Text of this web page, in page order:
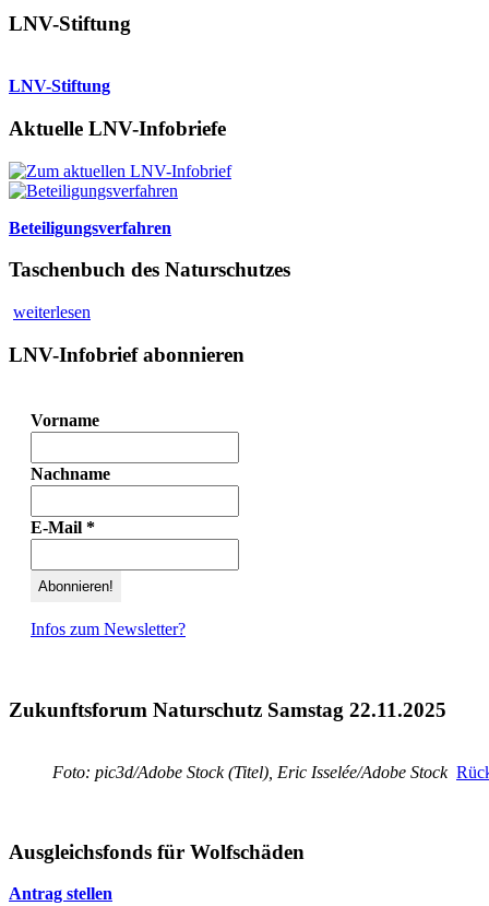
LNV-Stiftung
LNV-Stiftung
Aktuelle LNV-Infobriefe
Beteiligungsverfahren
Taschenbuch des Naturschutzes
weiterlesen
LNV-Infobrief abonnieren
Vorname
Nachname
E-Mail *
Infos zum Newsletter?
Zukunftsforum Naturschutz Samstag 22.11.2025
Foto: pic3d/Adobe Stock (Titel), Eric Isselée/Adobe Stock
Ausgleichsfonds für Wolfschäden
Antrag stellen